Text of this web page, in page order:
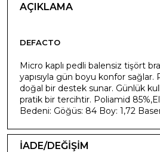
AÇIKLAMA
DEFACTO
Micro kaplı pedli balensiz tişört
yapısıyla gün boyu konfor sağlar.
doğal bir destek sunar. Günlük
pratik bir tercihtir. Poliamid
Bedeni: Göğüs: 84 Boy: 1,72
İADE/DEĞİŞİM